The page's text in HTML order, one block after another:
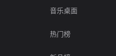
音乐桌面
热门榜